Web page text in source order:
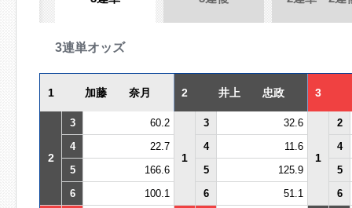
3連単オッズ
1 加藤 奈月 2 井上 忠政 3
2
3 60.2
1
3 32.6
1
2
4
22.7 4 11.6
4
5
166.6 5 125.9
5
6
100.1 6 51.1 6